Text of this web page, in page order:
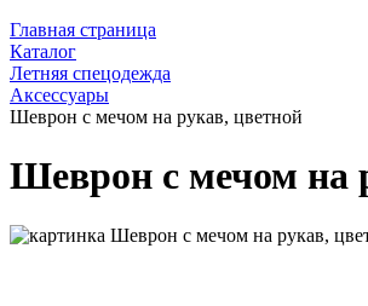
Главная страница
Каталог
Летняя спецодежда
Аксесcуары
Шеврон с мечом на рукав, цветной
Шеврон с мечом на